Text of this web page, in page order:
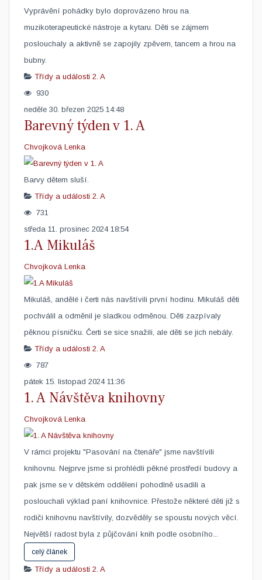
Vyprávění pohádky bylo doprovázeno hrou na
muzikoterapeutické nástroje a kytaru. Děti se zájmem
poslouchaly a aktivně se zapojily zpěvem, tancem a hrou na
bubny.
Třídy a události 2. A
930
neděle 30. březen 2025 14:48
Barevný týden v 1. A
Chvojková Lenka
​Barvy dětem sluší.
Třídy a události 2. A
731
středa 11. prosinec 2024 18:54
1.A Mikuláš
Chvojková Lenka
Mikuláš, andělé i čerti nás navštívili první hodinu. Mikuláš děti
pochválil a odměnil je sladkou odměnou. Děti zazpívaly
pěknou písničku. Čerti se sice snažili, ale děti se jich nebály.
Třídy a události 2. A
787
pátek 15. listopad 2024 11:36
1. A Návštěva knihovny
Chvojková Lenka
​V rámci projektu "Pasování na čtenáře" jsme navštívili
knihovnu. Nejprve jsme si prohlédli pěkné prostředí budovy a
pak jsme se v dětském oddělení pohodlně usadili a
poslouchali výklad paní knihovnice. Přestože některé děti již s
rodiči knihovnu navštívily, dozvěděly se spoustu nových věcí.
Největší radost byla z půjčování knih podle osobního...
celý článek
Třídy a události 2. A